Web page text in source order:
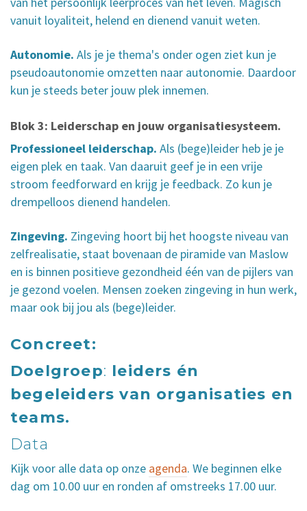
vanuit loyaliteit, helend en dienend vanuit weten.
Autonomie. Als je je thema's onder ogen ziet kun je
pseudoautonomie omzetten naar autonomie. Daardoor
kun je steeds beter jouw plek innemen.
Blok 3: Leiderschap en jouw organisatiesysteem.
Professioneel leiderschap. Als (bege)leider heb je je
eigen plek en taak. Van daaruit geef je in een vrije
stroom feedforward en krijg je feedback. Zo kun je
drempelloos dienend handelen.
Zingeving. Zingeving hoort bij het hoogste niveau van
zelfrealisatie, staat bovenaan de piramide van Maslow
en is binnen positieve gezondheid één van de pijlers van
je gezond voelen. Mensen zoeken zingeving in hun werk,
maar ook bij jou als (bege)leider.
Concreet:
Doelgroep: leiders én
begeleiders van organisaties en
teams.
Data
Kijk voor alle data op onze agenda. We beginnen elke
dag om 10.00 uur en ronden af omstreeks 17.00 uur.